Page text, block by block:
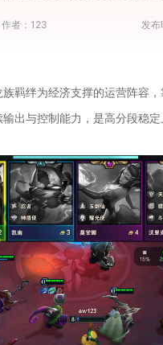
作者： 123 发布
羁绊为经济支撑的运营阵容
出与控制能力，是高分段稳定